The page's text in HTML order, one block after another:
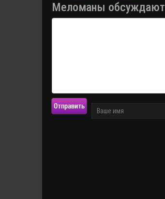
Меломаны обсуждают
Отправить